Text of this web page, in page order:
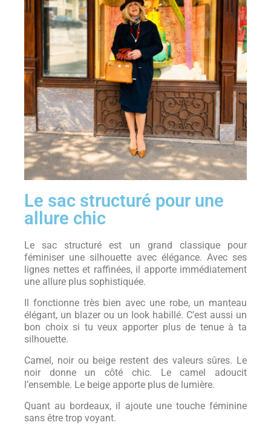
Le sac structuré pour une
allure chic
Le sac structuré est un grand classique pour
féminiser une silhouette avec élégance. Avec ses
lignes nettes et raffinées, il apporte immédiatement
une allure plus sophistiquée.
Il fonctionne très bien avec une robe, un manteau
élégant, un blazer ou un look habillé. C’est aussi un
bon choix si tu veux apporter plus de tenue à ta
silhouette.
Camel, noir ou beige restent des valeurs sûres. Le
noir donne un côté chic. Le camel adoucit
l’ensemble. Le beige apporte plus de lumière.
Quant au bordeaux, il ajoute une touche féminine
sans être trop voyant.